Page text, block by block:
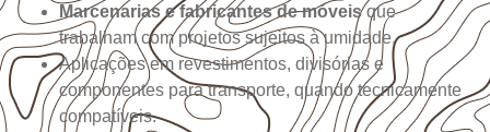
Marcenarias e fabricantes de móveisque
trabalham com projetos sujeitos à umidade.
Aplicações em revestimentos, divisórias e
componentes para transporte, quando tecnicamente
compatíveis.